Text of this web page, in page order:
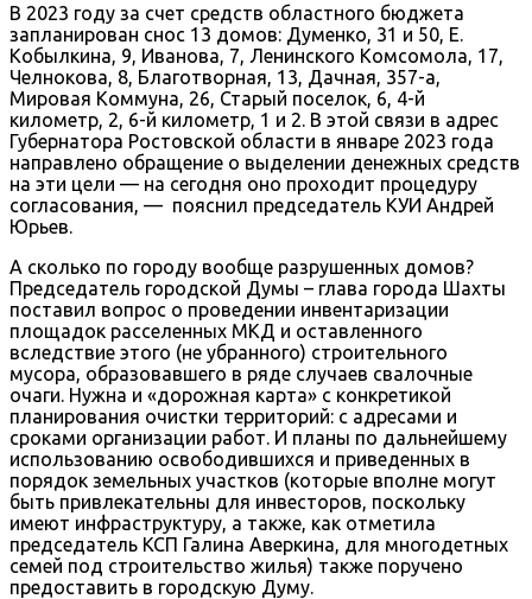
В 2023 году за счет средств областного бюджета
запланирован снос 13 домов: Думенко, 31 и 50, Е.
Кобылкина, 9, Иванова, 7, Ленинского Комсомола, 17,
Челнокова, 8, Благотворная, 13, Дачная, 357-а,
Мировая Коммуна, 26, Старый поселок, 6, 4-й
километр, 2, 6-й километр, 1 и 2. В этой связи в адрес
Губернатора Ростовской области в январе 2023 года
направлено обращение о выделении денежных средств
на эти цели — на сегодня оно проходит процедуру
согласования, — пояснил председатель КУИ Андрей
Юрьев.
А сколько по городу вообще разрушенных домов?
Председатель городской Думы – глава города Шахты
поставил вопрос о проведении инвентаризации
площадок расселенных МКД и оставленного
вследствие этого (не убранного) строительного
мусора, образовавшего в ряде случаев свалочные
очаги. Нужна и «дорожная карта» с конкретикой
планирования очистки территорий: с адресами и
сроками организации работ. И планы по дальнейшему
использованию освободившихся и приведенных в
порядок земельных участков (которые вполне могут
быть привлекательны для инвесторов, поскольку
имеют инфраструктуру, а также, как отметила
председатель КСП Галина Аверкина, для многодетных
семей под строительство жилья) также поручено
предоставить в городскую Думу.